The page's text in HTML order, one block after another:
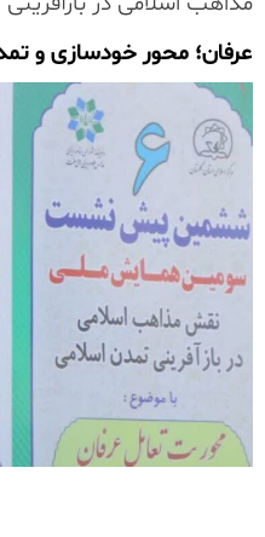
عرفان؛ محور خودسازی و